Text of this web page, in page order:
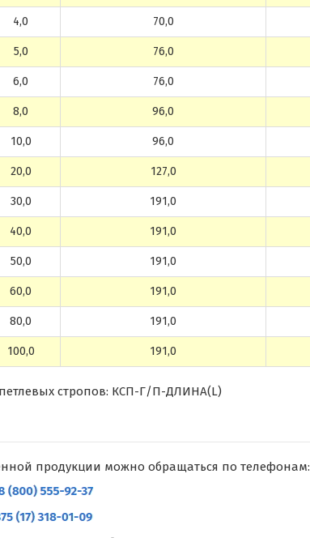
4,0 70,0
5,0 76,0
6,0 76,0
8,0 96,0
10,0 96,0
20,0 127,0
30,0 191,0
40,0 191,0
50,0 191,0
60,0 191,0
80,0 191,0
100,0 191,0
стропов: КСП-Г/П-ДЛИНА(L)
продукции можно обращаться по телефонам: